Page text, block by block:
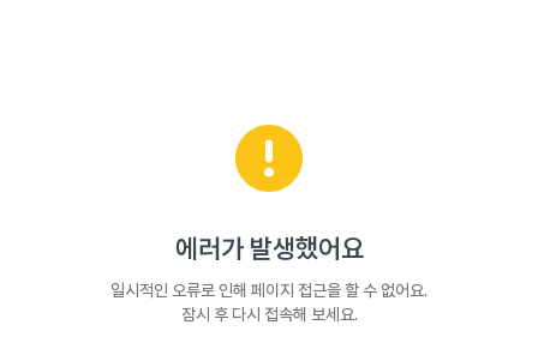
에러가 발생했어요
일시적인 오류로 인해 페이지 접근을 할 수 없어요.
잠시 후 다시 접속해 보세요.